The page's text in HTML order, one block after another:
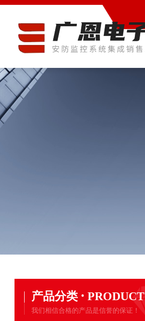
产品分类 · PRODUCT
我们相信合格的产品是信誉的保证！